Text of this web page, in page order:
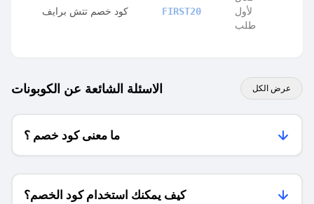
كود خصم تتش برايف FIRST20
لأول
طلب
الاسئلة الشائعة عن الكوبونات عرض الكل
ما معنى كود خصم ؟
كيف يمكنك استخدام كود الخصم؟